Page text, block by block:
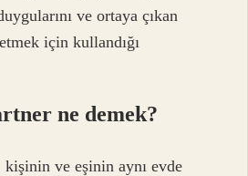
ve ortaya çıkan
için kullandığı
ne demek?
ve eşinin aynı evde